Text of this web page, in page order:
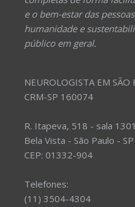
e o bem-estar das
humanidade e
público em geral.
NEUROLOGISTA EM SÃO
CRM-SP 160074
R. Itapeva, 518 - sala 1301
Bela Vista - São Paulo - SP
CEP: 01332-904
Telefones:
(11) 3504-4304